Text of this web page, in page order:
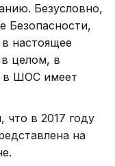
Безусловно,
Безопасности,
настоящее
в целом, в
в ШОС имеет
что в 2017 году
на